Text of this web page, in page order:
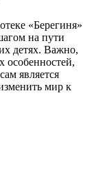
«Берегиня»
на пути
детях. Важно,
особенностей,
является
мир к